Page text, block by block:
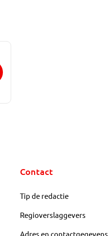
Contact
Tip de redactie
Regioverslaggevers
Adres en contactgegevens